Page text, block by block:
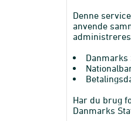
Denne
anvende
Danmarks
Har du brug
Danmarks